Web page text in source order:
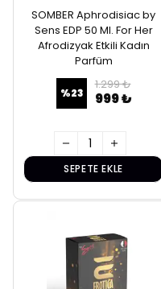
SOMBER Aphrodisiac by
Sens EDP 50 Ml. For Her
Afrodizyak Etkili Kadın
Parfüm
%23
1.299 ₺
999 ₺
SEPETE EKLE